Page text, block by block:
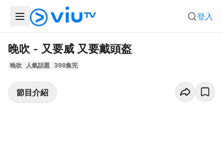
登入
晚吹 - 又要威 又要戴頭盔
晚吹 人氣話題 398集完
節目介紹